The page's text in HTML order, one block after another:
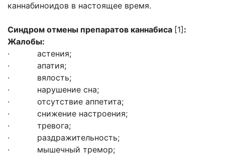
каннабиноидов в настоящее время.
Синдром отмены препаратов каннабиса [1] :
Жалобы:
· астения;
· апатия;
· вялость;
· нарушение сна;
· отсутствие аппетита;
· снижение настроения;
· тревога;
· раздражительность;
· мышечный тремор;